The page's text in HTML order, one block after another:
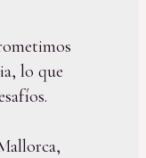
lo que